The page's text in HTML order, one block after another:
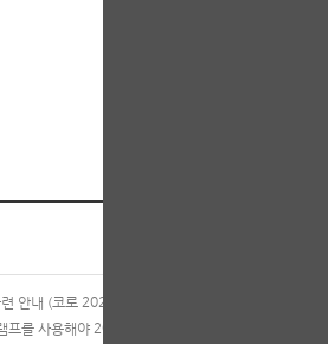
안내 (코로 2020-03-17
프를 사용해야 2017-01-11